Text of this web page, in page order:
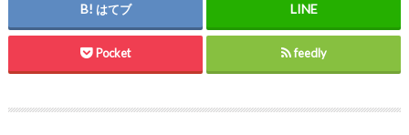
はてブ
Pocket feedly